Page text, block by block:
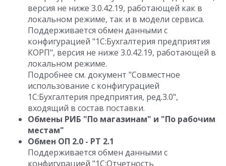
версия не ниже 3.0.42.19, работающей как в
локальном режиме, так и в модели сервиса.
Поддерживается обмен данными с
конфигурацией "1С:Бухгалтерия предприятия
КОРП", версия не ниже 3.0.42.19, работающей в
локальном режиме.
Подробнее см. документ "Совместное
использование с конфигурацией
1С:Бухгалтерия предприятия, ред.3.0",
входящий в состав поставки.
Обмены РИБ "По магазинам" и "По рабочим
местам"
Обмен ОП 2.0 - РТ 2.1
Поддерживается обмен данными с
конфигурацией "1С:Отчетность